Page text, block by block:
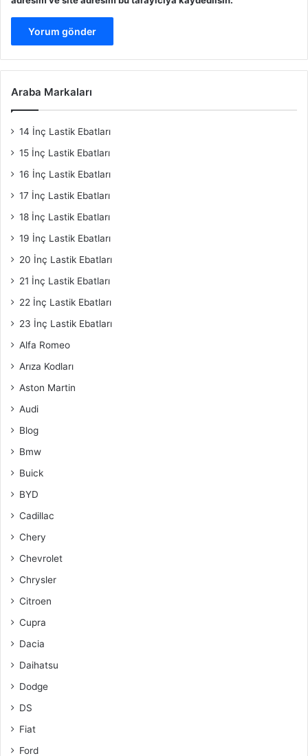
Araba Markaları
14 İnç Lastik Ebatları
15 İnç Lastik Ebatları
16 İnç Lastik Ebatları
17 İnç Lastik Ebatları
18 İnç Lastik Ebatları
19 İnç Lastik Ebatları
20 İnç Lastik Ebatları
21 İnç Lastik Ebatları
22 İnç Lastik Ebatları
23 İnç Lastik Ebatları
Alfa Romeo
Arıza Kodları
Aston Martin
Audi
Blog
Bmw
Buick
BYD
Cadillac
Chery
Chevrolet
Chrysler
Citroen
Cupra
Dacia
Daihatsu
Dodge
DS
Fiat
Ford